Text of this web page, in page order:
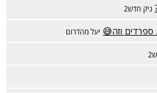
ניק חדש2
וזה😅 יעל מהדרום